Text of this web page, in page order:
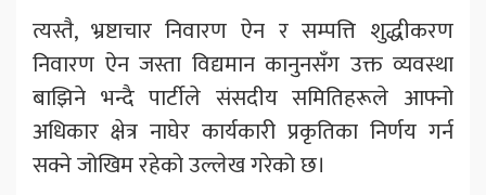
त्यस्तै, भ्रष्टाचार निवारण ऐन र सम्पत्ति शुद्धीकरण
निवारण ऐन जस्ता विद्यमान कानुनसँग उक्त व्यवस्था
बाझिने भन्दै पार्टीले संसदीय समितिहरूले आफ्नो
अधिकार क्षेत्र नाघेर कार्यकारी प्रकृतिका निर्णय गर्न
सक्ने जोखिम रहेको उल्लेख गरेको छ।